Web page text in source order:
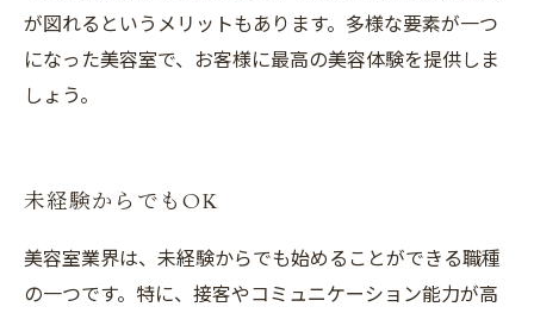
が図れるというメリットもあります。多様な要素が一つ
になった美容室で、お客様に最高の美容体験を提供しま
しょう。
未経験からでもOK
美容室業界は、未経験からでも始めることができる職種
の一つです。特に、接客やコミュニケーション能力が高